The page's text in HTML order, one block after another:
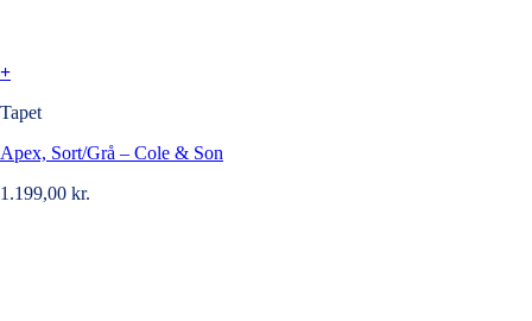
+
Tapet
Apex, Sort/Grå – Cole & Son
1.199,00 kr.